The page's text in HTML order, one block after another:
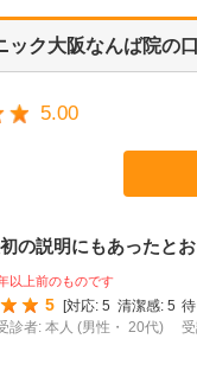
ック大阪なんば院の
5.00
の説明にもあったと
以上前のものです
5 [対応: 5 清潔感: 5
診者: 本人 (男性・ 20代)